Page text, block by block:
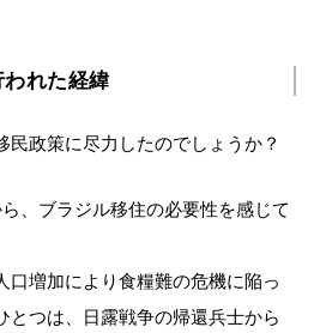
れた経緯
民政策に尽力したのでしょうか？
、ブラジル移住の必要性を感じて
口増加により食糧難の危機に陥っ
とつは、日露戦争の帰還兵士から